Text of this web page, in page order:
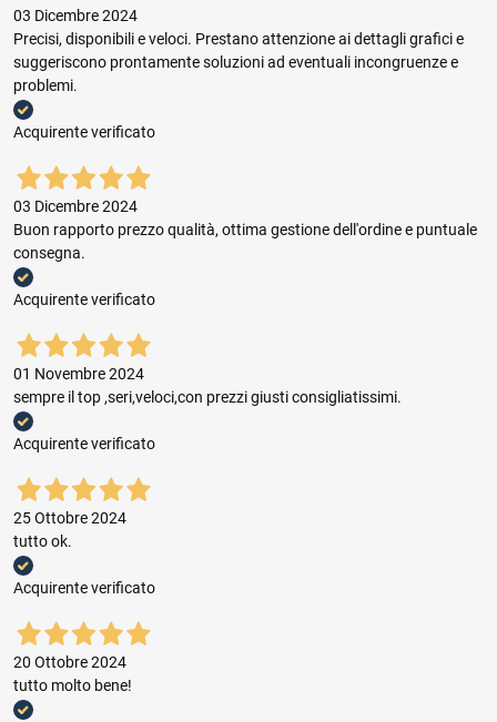
03 Dicembre 2024
Precisi, disponibili e veloci. Prestano attenzione ai dettagli grafici e
suggeriscono prontamente soluzioni ad eventuali incongruenze e
problemi.
Acquirente verificato
03 Dicembre 2024
Buon rapporto prezzo qualità, ottima gestione dell'ordine e puntuale
consegna.
Acquirente verificato
01 Novembre 2024
sempre il top ,seri,veloci,con prezzi giusti consigliatissimi.
Acquirente verificato
25 Ottobre 2024
tutto ok.
Acquirente verificato
20 Ottobre 2024
tutto molto bene!